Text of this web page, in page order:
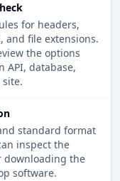
for headers,
and file extensions.
the options
API, database,
standard format
inspect the
downloading the
software.